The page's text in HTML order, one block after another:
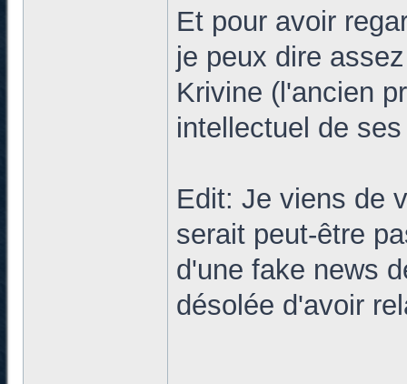
Et pour avoir
je peux dire
Krivine (l'ancien
intellectuel de
Edit: Je viens de
serait peut-être
d'une fake news
désolée d'avoir